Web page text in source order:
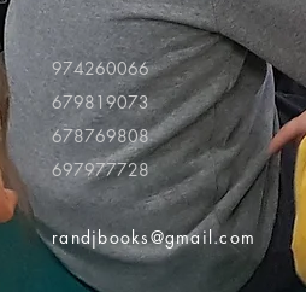
974260066
679819073
678769808
697977728
randjbooks@gmail.com